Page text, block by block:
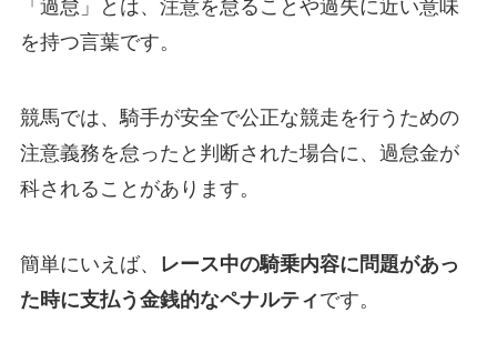
「過怠」とは、注意を怠ることや過失に近い意味
を持つ言葉です。
競馬では、騎手が安全で公正な競走を行うための
注意義務を怠ったと判断された場合に、過怠金が
科されることがあります。
簡単にいえば、
レース中の騎乗内容に問題があっ
た時に支払う金銭的なペナルティです。